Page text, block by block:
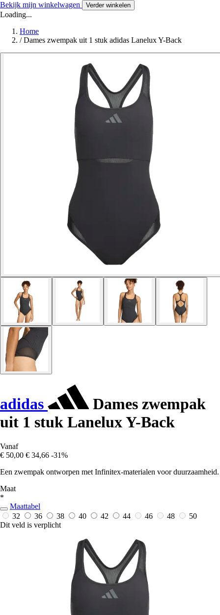
Bekijk mijn winkelwagen Verder winkelen
Loading...
Home
/ Dames zwempak uit 1 stuk adidas Lanelux Y-Back
adidas
Dames zwempak
uit 1 stuk Lanelux Y-Back
Vanaf
€ 50,00 € 34,66 -31%
Een zwempak ontworpen met Infinitex-materialen voor duurzaamheid.
Maat
*
Maattabel
32
36 38 40 42 44 46 48
50
Dit veld is verplicht